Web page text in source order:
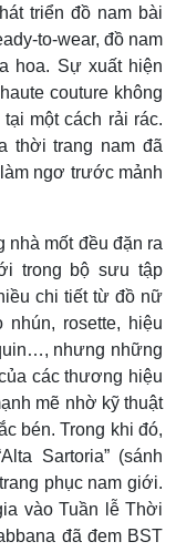
triển đồ nam bài
to-wear, đồ nam
hoa. Sự xuất hiện
couture không
một cách rải rác.
thời trang nam đã
ngơ trước mảnh
nhà mốt đều đặn ra
trong bộ sưu tập
chi tiết từ đồ nữ
rosette, hiệu
nhưng những
các thương hiệu
mẽ nhờ kỹ thuật
bén. Trong khi đó,
Sartoria” (sánh
phục nam giới.
vào Tuần lễ Thời
đã đem BST